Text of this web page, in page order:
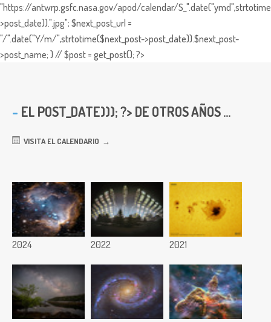
"https://antwrp.gsfc.nasa.gov/apod/calendar/
>post_date)).".jpg"; $next_post_url =
"/".date("Y/m/",strtotime($next_post->post_date)).$next_post-
>post_name; } // $post = get_post(); ?>
EL POST_DATE))); ?> DE OTROS AÑOS ...
VISITA EL CALENDARIO
2024 2022 2021